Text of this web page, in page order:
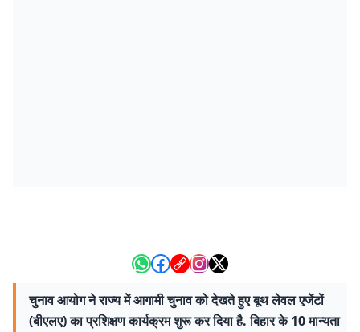
चुनाव आयोग ने राज्य में आगामी चुनाव को देखते हुए बूथ लेवल एजेंटों
(बीएलए) का प्रशिक्षण कार्यक्रम शुरू कर दिया है. बिहार के 10 मान्यता